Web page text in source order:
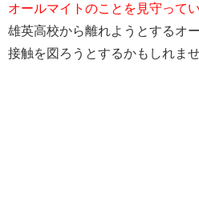
オールマイトのことを見守って
雄英高校から離れようとするオ
接触を図ろうとするかもしれませ